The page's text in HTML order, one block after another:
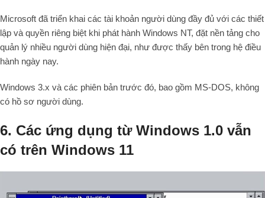
Microsoft đã triển khai các tài khoản người dùng đầy đủ với các thiết
lập và quyền riêng biệt khi phát hành Windows NT, đặt nền tảng cho
quản lý nhiều người dùng hiện đại, như được thấy bên trong hệ điều
hành ngày nay.
Windows 3.x và các phiên bản trước đó, bao gồm MS-DOS, không
có hồ sơ người dùng.
6. Các ứng dụng từ Windows 1.0 vẫn
có trên Windows 11